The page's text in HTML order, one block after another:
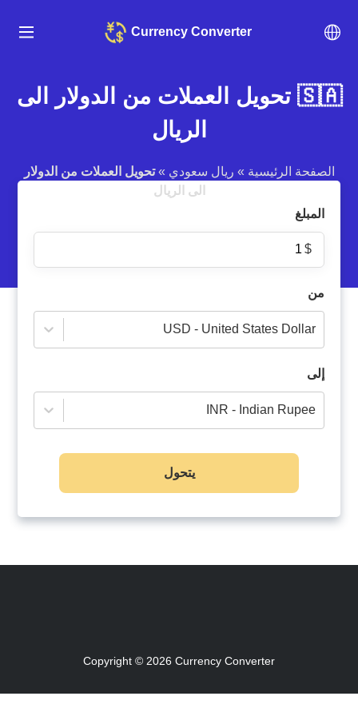
Currency Converter
🇸🇦 تحويل العملات من الدولار الى
الريال
الصفحة الرئيسية » ريال سعودي »تحويل العملات من الدولار
الى الريال
المبلغ
$
من
USD - United States Dollar
إلى
INR - Indian Rupee
يتحول
Copyright © 2026 Currency Converter